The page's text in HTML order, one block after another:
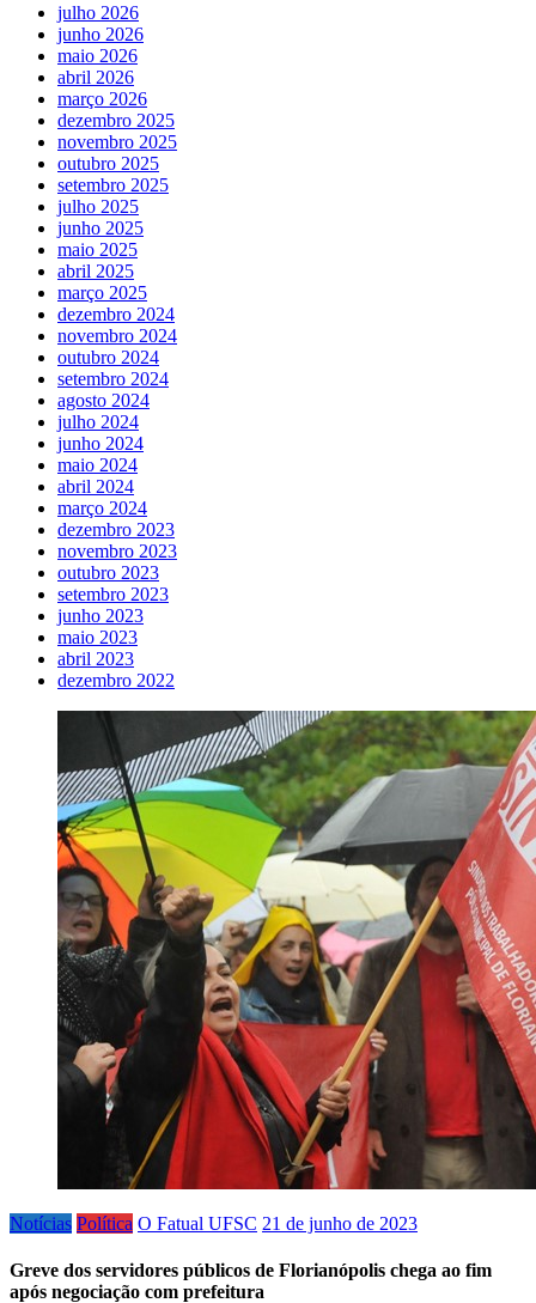
julho 2026
junho 2026
maio 2026
abril 2026
março 2026
dezembro 2025
novembro 2025
outubro 2025
setembro 2025
julho 2025
junho 2025
maio 2025
abril 2025
março 2025
dezembro 2024
novembro 2024
outubro 2024
setembro 2024
agosto 2024
julho 2024
junho 2024
maio 2024
abril 2024
março 2024
dezembro 2023
novembro 2023
outubro 2023
setembro 2023
junho 2023
maio 2023
abril 2023
dezembro 2022
Notícias Política O Fatual UFSC 21 de junho de 2023
Greve dos servidores públicos de Florianópolis chega ao fim
após negociação com prefeitura